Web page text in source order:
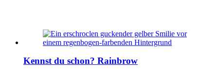
Kennst du schon? Rainbrow